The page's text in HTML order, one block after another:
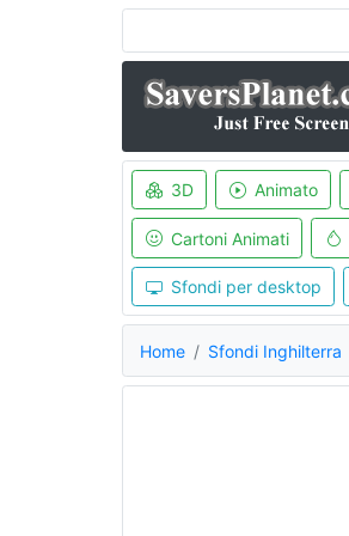
3D Animato
Cartoni Animati
Sfondi per desktop
Home Sfondi Inghilterra